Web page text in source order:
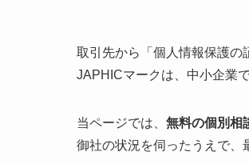
取引先から「個人情報保護の
JAPHICマークは、中小企業
当ページでは、 無料の個別相
御社の状況を伺ったうえで、